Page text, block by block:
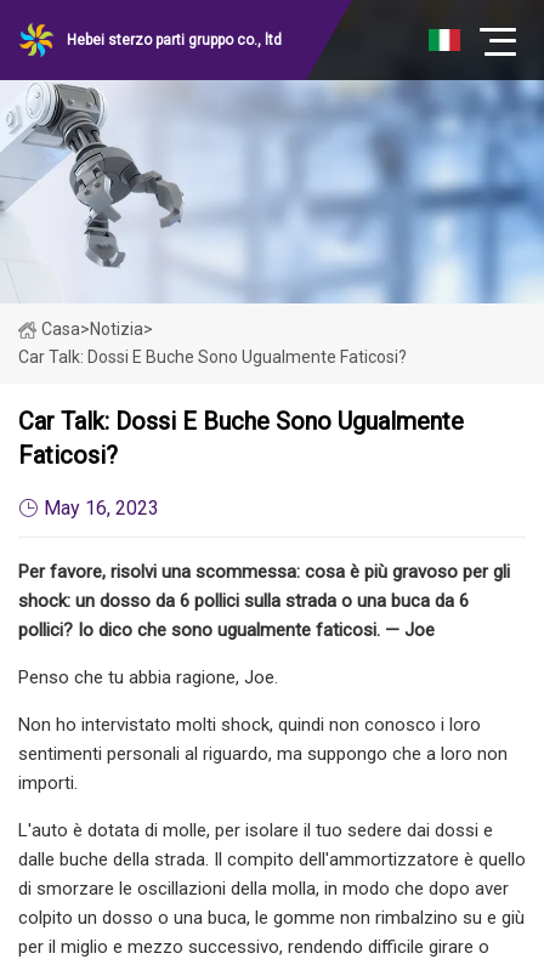
Hebei sterzo parti gruppo co., ltd
Casa>Notizia>
Car Talk: Dossi E Buche Sono Ugualmente Faticosi?
Car Talk: Dossi E Buche Sono Ugualmente
Faticosi?
May 16, 2023
Per favore, risolvi una scommessa: cosa è più gravoso per gli
shock: un dosso da 6 pollici sulla strada o una buca da 6
pollici? Io dico che sono ugualmente faticosi. — Joe
Penso che tu abbia ragione, Joe.
Non ho intervistato molti shock, quindi non conosco i loro
sentimenti personali al riguardo, ma suppongo che a loro non
importi.
L'auto è dotata di molle, per isolare il tuo sedere dai dossi e
dalle buche della strada. Il compito dell'ammortizzatore è quello
di smorzare le oscillazioni della molla, in modo che dopo aver
colpito un dosso o una buca, le gomme non rimbalzino su e giù
per il miglio e mezzo successivo, rendendo difficile girare o